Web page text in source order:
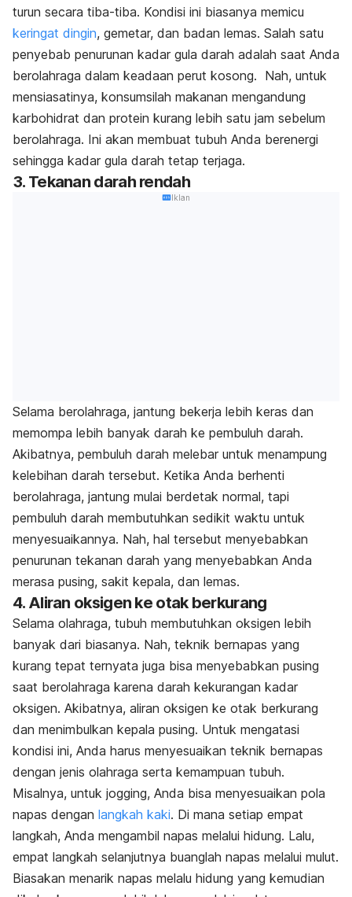
turun secara tiba-tiba. Kondisi ini biasanya memicu
keringat dingin, gemetar, dan badan lemas. Salah satu
penyebab penurunan kadar gula darah adalah saat Anda
berolahraga dalam keadaan perut kosong. Nah, untuk
mensiasatinya, konsumsilah makanan mengandung
karbohidrat dan protein kurang lebih satu jam sebelum
berolahraga. Ini akan membuat tubuh Anda berenergi
sehingga kadar gula darah tetap terjaga.
3. Tekanan darah rendah
Iklan
Selama berolahraga, jantung bekerja lebih keras dan
memompa lebih banyak darah ke pembuluh darah.
Akibatnya, pembuluh darah melebar untuk menampung
kelebihan darah tersebut. Ketika Anda berhenti
berolahraga, jantung mulai berdetak normal, tapi
pembuluh darah membutuhkan sedikit waktu untuk
menyesuaikannya. Nah, hal tersebut menyebabkan
penurunan tekanan darah yang menyebabkan Anda
merasa pusing, sakit kepala, dan lemas.
4. Aliran oksigen ke otak berkurang
Selama olahraga, tubuh membutuhkan oksigen lebih
banyak dari biasanya. Nah, teknik bernapas yang
kurang tepat ternyata juga bisa menyebabkan pusing
saat berolahraga karena darah kekurangan kadar
oksigen. Akibatnya, aliran oksigen ke otak berkurang
dan menimbulkan kepala pusing. Untuk mengatasi
kondisi ini, Anda harus menyesuaikan teknik bernapas
dengan jenis olahraga serta kemampuan tubuh.
Misalnya, untuk jogging, Anda bisa menyesuaikan pola
napas dengan langkah kaki. Di mana setiap empat
langkah, Anda mengambil napas melalui hidung. Lalu,
empat langkah selanjutnya buanglah napas melalui mulut.
Biasakan menarik napas melalu hidung yang kemudian